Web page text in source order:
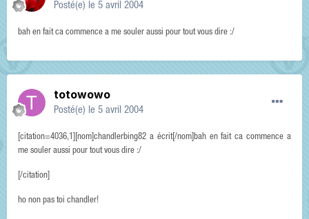
Posté(e) le 5 avril 2004
bah en fait ca commence a me souler aussi pour tout vous dire :/
totowowo
Posté(e) le 5 avril 2004
[citation=4036,1][nom]chandlerbing82 a écrit[/nom]bah en fait ca commence a
me souler aussi pour tout vous dire :/
[/citation]
ho non pas toi chandler!